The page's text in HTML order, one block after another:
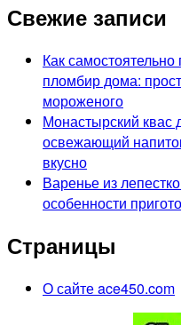
Свежие записи
Как
пломбир дома:
мороженого
Монастырский квас
освежающий
вкусно
Варенье из
особенности
Страницы
О сайте ace450.com